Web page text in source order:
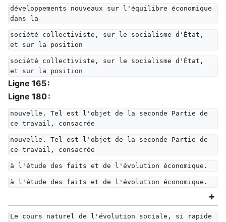
développements nouveaux sur l'équilibre économique
dans la
société collectiviste, sur le socialisme d'État,
et sur la position
société collectiviste, sur le socialisme d'État,
et sur la position
Ligne 165 :
Ligne 180 :
nouvelle. Tel est l'objet de la seconde Partie de
ce travail, consacrée
nouvelle. Tel est l'objet de la seconde Partie de
ce travail, consacrée
à l'étude des faits et de l'évolution économique.
à l'étude des faits et de l'évolution économique.
Le cours naturel de l'évolution sociale, si rapide